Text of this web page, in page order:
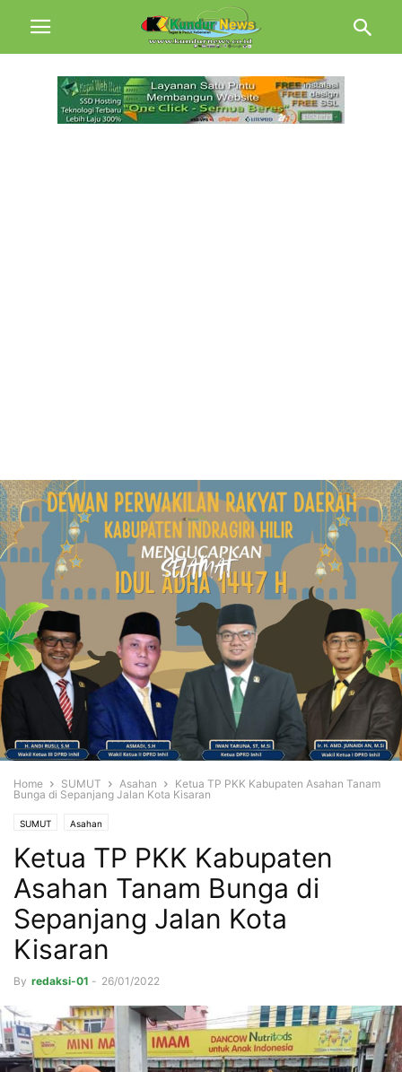
Home SUMUT Asahan
Ketua TP PKK Kabupaten Asahan Tanam
Bunga di Sepanjang Jalan Kota Kisaran
SUMUT Asahan
Ketua TP PKK Kabupaten
Asahan Tanam Bunga di
Sepanjang Jalan Kota
Kisaran
By redaksi-01 - 26/01/2022